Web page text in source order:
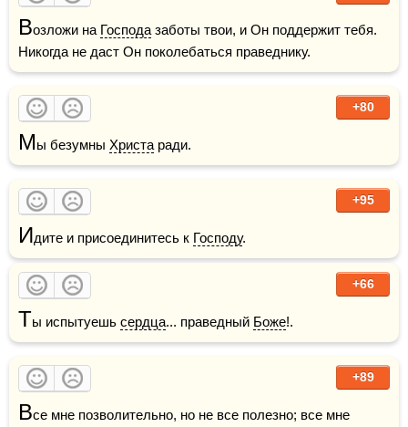
Возложи на Господа заботы твои, и Он поддержит тебя.
Никогда не даст Он поколебаться праведнику.
+80
Мы безумны Христа ради.
+95
Идите и присоединитесь к Господу.
+66
Ты испытуешь сердца... праведный Боже!.
+89
Все мне позволительно, но не все полезно; все мне